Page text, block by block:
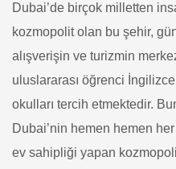
Dubai’de birçok milletten
kozmopolit olan bu şehir,
alışverişin ve turizmin
uluslararası öğrenci
okulları tercih etmektedir.
Dubai’nin hemen hemen
ev sahipliği yapan